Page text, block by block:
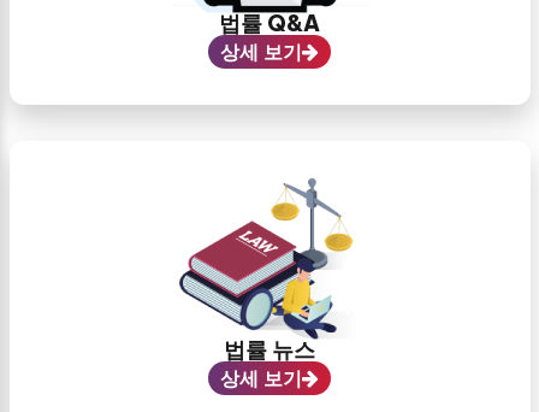
법률 Q&A
상세 보기
법률 뉴스
상세 보기